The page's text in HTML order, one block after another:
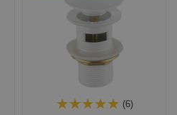
favorite_border
Vergleichen
(6)